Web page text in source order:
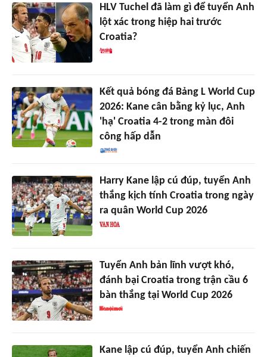
HLV Tuchel đã làm gì để tuyển Anh
lột xác trong hiệp hai trước
Croatia?
Kết quả bóng đá Bảng L World Cup
2026: Kane cân bằng kỷ lục, Anh
'hạ' Croatia 4-2 trong màn đôi
công hấp dẫn
Harry Kane lập cú đúp, tuyển Anh
thắng kịch tính Croatia trong ngày
ra quân World Cup 2026
Tuyển Anh bản lĩnh vượt khó,
đánh bại Croatia trong trận cầu 6
bàn thắng tại World Cup 2026
Kane lập cú đúp, tuyển Anh chiến